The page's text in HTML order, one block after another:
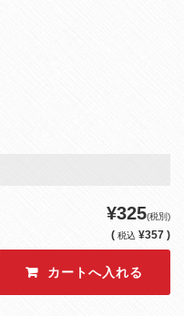
¥325(税別)
( 税込 ¥357 )